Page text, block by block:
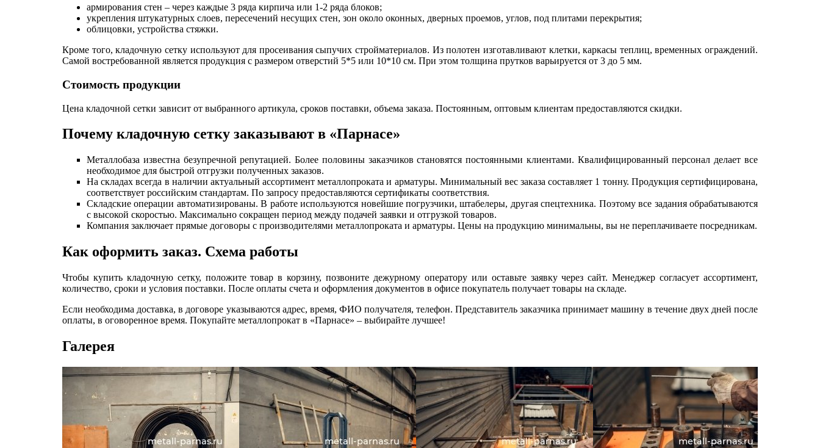
армирования стен – через каждые 3 ряда кирпича или 1-2 ряда блоков;
укрепления штукатурных слоев, пересечений несущих стен, зон около оконных, дверных проемов, углов, под плитами перекрытия;
облицовки, устройства стяжки.
Кроме того, кладочную сетку используют для просеивания сыпучих стройматериалов. Из полотен изготавливают клетки, каркасы теплиц, временных ограждений.
Самой востребованной является продукция с размером отверстий 5*5 или 10*10 см. При этом толщина прутков варьируется от 3 до 5 мм.
Стоимость продукции
Цена кладочной сетки зависит от выбранного артикула, сроков поставки, объема заказа. Постоянным, оптовым клиентам предоставляются скидки.
Почему кладочную сетку заказывают в «Парнасе»
Металлобаза известна безупречной репутацией. Более половины заказчиков становятся постоянными клиентами. Квалифицированный персонал делает все
необходимое для быстрой отгрузки полученных заказов.
На складах всегда в наличии актуальный ассортимент металлопроката и арматуры. Минимальный вес заказа составляет 1 тонну. Продукция сертифицирована,
соответствует российским стандартам. По запросу предоставляются сертификаты соответствия.
Складские операции автоматизированы. В работе используются новейшие погрузчики, штабелеры, другая спецтехника. Поэтому все задания обрабатываются
с высокой скоростью. Максимально сокращен период между подачей заявки и отгрузкой товаров.
Компания заключает прямые договоры с производителями металлопроката и арматуры. Цены на продукцию минимальны, вы не переплачиваете посредникам.
Как оформить заказ. Схема работы
Чтобы купить кладочную сетку, положите товар в корзину, позвоните дежурному оператору или оставьте заявку через сайт. Менеджер согласует ассортимент,
количество, сроки и условия поставки. После оплаты счета и оформления документов в офисе покупатель получает товары на складе.
Если необходима доставка, в договоре указываются адрес, время, ФИО получателя, телефон. Представитель заказчика принимает машину в течение двух дней после
оплаты, в оговоренное время. Покупайте металлопрокат в «Парнасе» – выбирайте лучшее!
Галерея